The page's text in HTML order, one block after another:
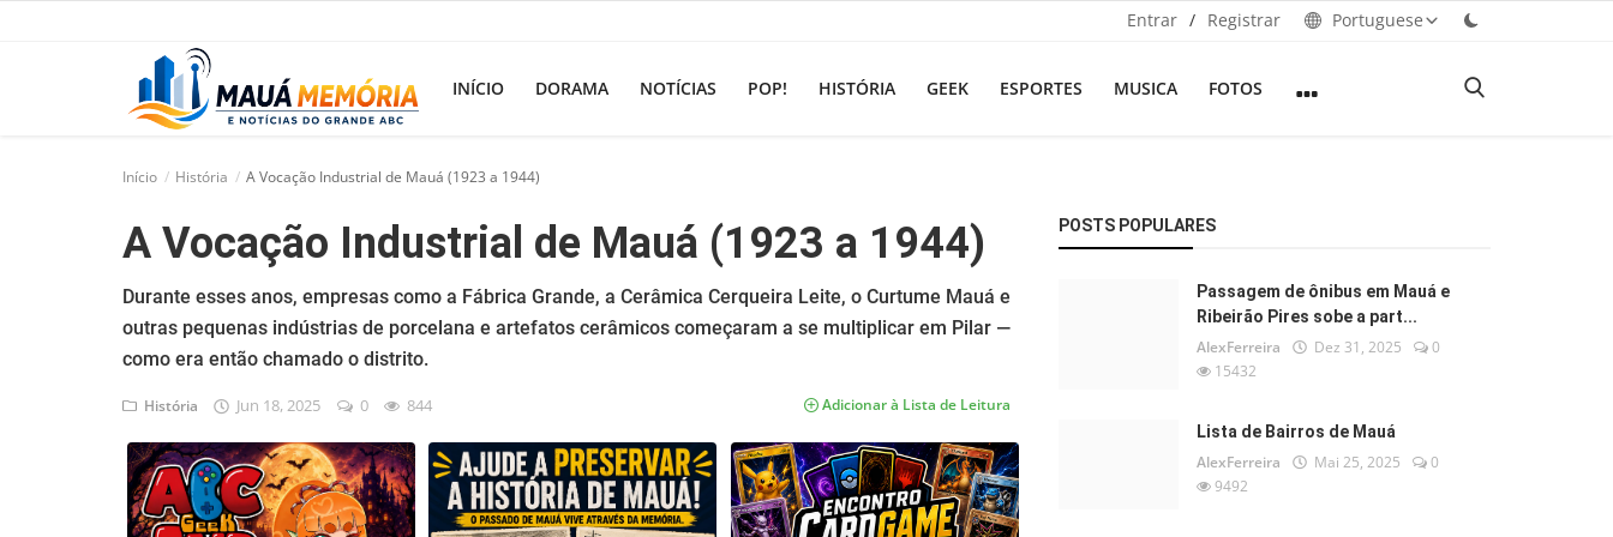
Entrar / Registrar Portuguese
INÍCIO DORAMA NOTÍCIAS POP! HISTÓRIA GEEK ESPORTES MUSICA FOTOS
Início História A Vocação Industrial de Mauá (1923 a 1944)
A Vocação Industrial de Mauá (1923 a 1944)
Durante esses anos, empresas como a Fábrica Grande, a Cerâmica Cerqueira Leite, o Curtume Mauá e
outras pequenas indústrias de porcelana e artefatos cerâmicos começaram a se multiplicar em Pilar —
como era então chamado o distrito.
História Jun 18, 2025 0 844 Adicionar à Lista de Leitura
POSTS POPULARES
Passagem de ônibus em Mauá e
Ribeirão Pires sobe a part...
AlexFerreira Dez 31, 2025
0
15432
Lista de Bairros de Mauá
AlexFerreira Mai 25, 2025
0
9492